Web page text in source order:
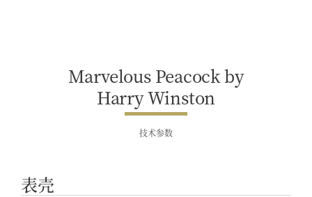
Marvelous Peacock by
Harry Winston
技术参数
表壳